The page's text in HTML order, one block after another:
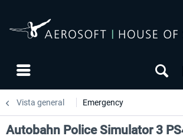
Vista general Emergency
Autobahn Police Simulator 3